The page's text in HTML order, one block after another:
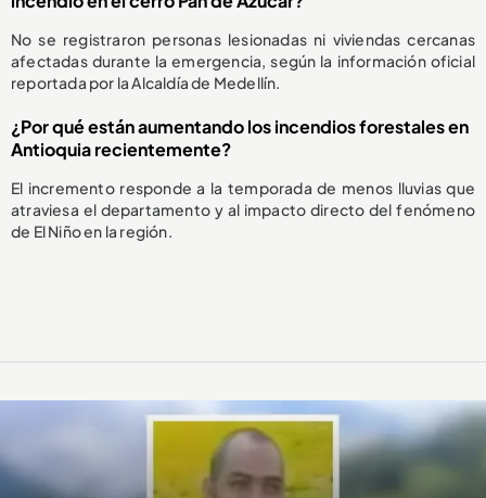
No se registraron personas lesionadas ni viviendas cercanas
afectadas durante la emergencia, según la información oficial
reportada por la Alcaldía de Medellín.
¿Por qué están aumentando los incendios forestales en
Antioquia recientemente?
El incremento responde a la temporada de menos lluvias que
atraviesa el departamento y al impacto directo del fenómeno
de El Niño en la región.